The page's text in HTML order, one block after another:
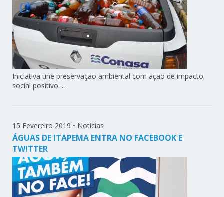
Iniciativa une preservação ambiental com ação de impacto
social positivo ...
15 Fevereiro 2019 • Notícias
ÁGUAS DE ITAPEMA ENTRA NO FACEBOOK E
TWITTER